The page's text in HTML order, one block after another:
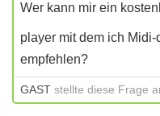
Wer kann mir ein
player mit dem ich
empfehlen?
GAST stellte diese Frage